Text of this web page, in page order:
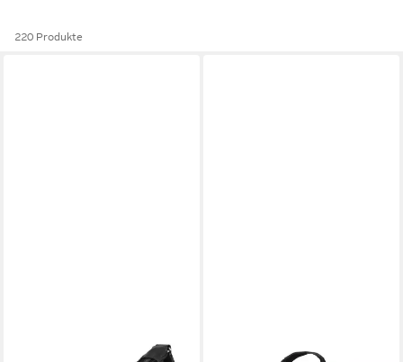
220 Produkte